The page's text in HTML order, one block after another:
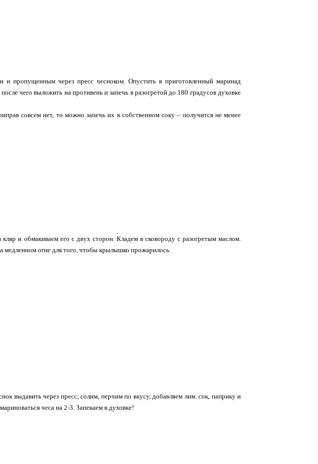
и пропущенным через пресс чесноком. Опустить в приготовленный маринад
чего выложить на противень и запечь в разогретой до 180 градусов духовке
совсем нет, то можно запечь их в собственном соку – получится не менее
и обмакиваем его с двух сторон. Кладем в сковороду с разогретым маслом.
медленном огне для того, чтобы крылышко прожарилось.
выдавить через пресс, солим, перчим по вкусу, добавляем лим. сок, паприку и
чеса на 2-3. Запекаем в духовке!